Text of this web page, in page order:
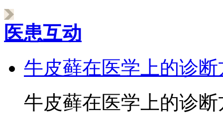
医患互动
牛皮藓在医学上的诊断
牛皮藓在医学上的诊